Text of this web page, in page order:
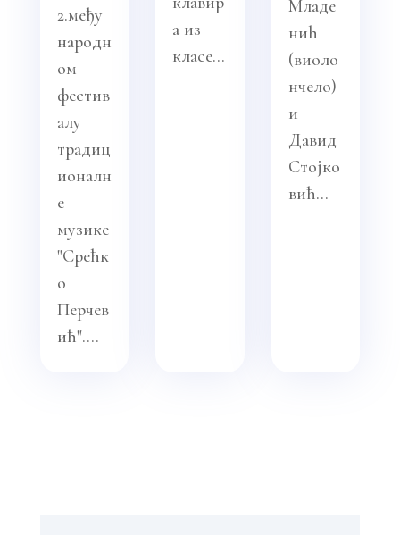
2.међу
народн
ом
фестив
алу
традиц
ионалн
е
музике
"Срећк
о
Перчев
ић"....
а из
класе...
Младе
нић
(виоло
нчело)
и
Давид
Стојко
вић...